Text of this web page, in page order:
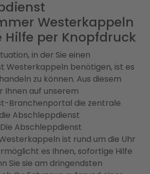
Westerkappeln
Hilfe per Knopfdruck
in der Sie einen
Westerkappeln benötigen, ist es
zu können. Aus diesem
Ihnen auf unserem
Branchenportal die zentrale
Abschleppdienst
Abschleppdienst
ist rund um die Uhr
es Ihnen, sofortige Hilfe
Sie sie am dringendsten